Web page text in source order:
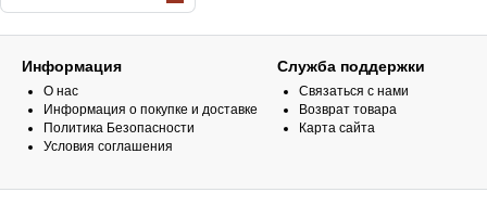
Информация
О нас
Информация о покупке и доставке
Политика Безопасности
Условия соглашения
Служба поддержки
Связаться с нами
Возврат товара
Карта сайта